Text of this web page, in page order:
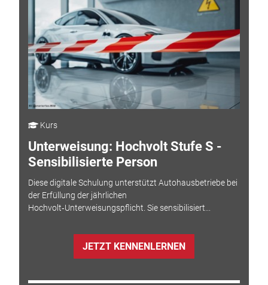
Kurs
Unterweisung: Hochvolt Stufe S -
Sensibilisierte Person
Diese digitale Schulung unterstützt Autohausbetriebe bei
der Erfüllung der jährlichen
Hochvolt‑Unterweisungspflicht. Sie sensibilisiert...
JETZT KENNENLERNEN